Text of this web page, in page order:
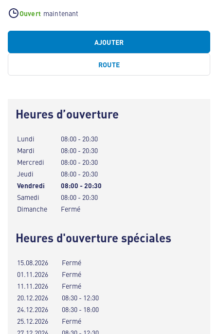
Ouvert maintenant
AJOUTER
ROUTE
Heures d’ouverture
Lundi
08:00 - 20:30
Mardi
08:00 - 20:30
Mercredi
08:00 - 20:30
Jeudi
08:00 - 20:30
Vendredi
08:00 - 20:30
Samedi
08:00 - 20:30
Dimanche
Fermé
Heures d'ouverture spéciales
15.08.2026
Fermé
01.11.2026
Fermé
11.11.2026
Fermé
20.12.2026
08:30 - 12:30
24.12.2026
08:30 - 18:00
25.12.2026
Fermé